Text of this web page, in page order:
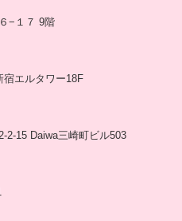
−１７ 9階
宿エルタワー18F
2-15 Daiwa三崎町ビル503